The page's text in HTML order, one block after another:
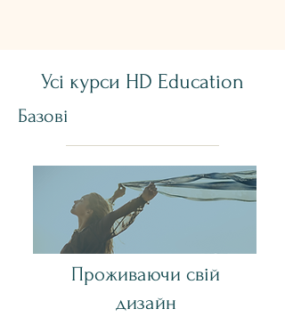
Усі курси HD Education
Базові
Проживаючи свій
дизайн